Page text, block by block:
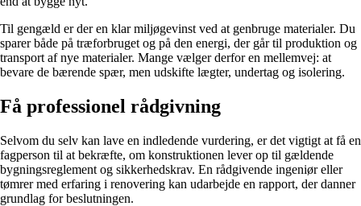
Til gengæld er der en klar miljøgevinst ved at genbruge materialer. Du
sparer både på træforbruget og på den energi, der går til produktion og
transport af nye materialer. Mange vælger derfor en mellemvej: at
bevare de bærende spær, men udskifte lægter, undertag og isolering.
Få professionel rådgivning
Selvom du selv kan lave en indledende vurdering, er det vigtigt at få en
fagperson til at bekræfte, om konstruktionen lever op til gældende
bygningsreglement og sikkerhedskrav. En rådgivende ingeniør eller
tømrer med erfaring i renovering kan udarbejde en rapport, der danner
grundlag for beslutningen.